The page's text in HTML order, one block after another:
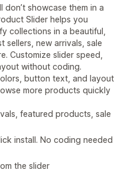
showcase them in a
Slider helps you
collections in a beautiful,
sellers, new arrivals, sale
Customize slider speed,
without coding.
button text, and layout
more products quickly
featured products, sale
install. No coding needed
the slider